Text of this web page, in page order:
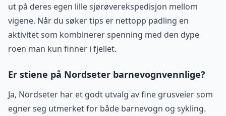
ut på deres egen lille sjørøverekspedisjon mellom
vigene. Når du søker tips er nettopp padling en
aktivitet som kombinerer spenning med den dype
roen man kun finner i fjellet.
Er stiene på Nordseter barnevognvennlige?
Ja, Nordseter har et godt utvalg av fine grusveier som
egner seg utmerket for både barnevogn og sykling.